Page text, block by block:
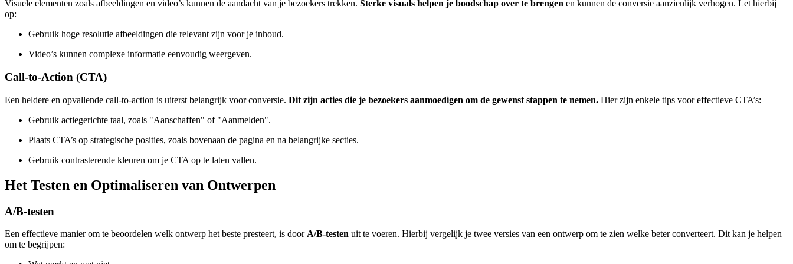
Visuele elementen zoals afbeeldingen en video’s kunnen de aandacht van je bezoekers trekken. Sterke visuals helpen je boodschap over te brengen en kunnen de conversie aanzienlijk verhogen. Let hierbij
op:
Gebruik hoge resolutie afbeeldingen die relevant zijn voor je inhoud.
Video’s kunnen complexe informatie eenvoudig weergeven.
Call-to-Action (CTA)
Een heldere en opvallende call-to-action is uiterst belangrijk voor conversie. Dit zijn acties die je bezoekers aanmoedigen om de gewenst stappen te nemen. Hier zijn enkele tips voor effectieve CTA’s:
Gebruik actiegerichte taal, zoals "Aanschaffen" of "Aanmelden".
Plaats CTA’s op strategische posities, zoals bovenaan de pagina en na belangrijke secties.
Gebruik contrasterende kleuren om je CTA op te laten vallen.
Het Testen en Optimaliseren van Ontwerpen
A/B-testen
Een effectieve manier om te beoordelen welk ontwerp het beste presteert, is doorA/B-testen uit te voeren. Hierbij vergelijk je twee versies van een ontwerp om te zien welke beter converteert. Dit kan je helpen
om te begrijpen: